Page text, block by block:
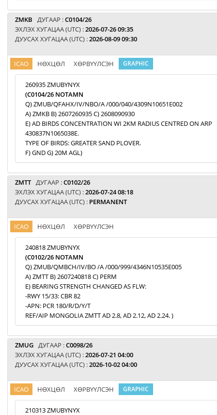
ZMKB ДУГААР :C0104/26
ЭХЛЭХ ХУГАЦАА (UTC) :2026-07-26 09:35
ДУУСАХ ХУГАЦАА (UTC) :2026-08-09 09:30
ICAO НӨХЦӨЛ ХӨРВҮҮЛСЭН GRAPHIC
260935 ZMUBYNYX
(C0104/26 NOTAMN
Q) ZMUB/QFAHX/IV/NBO/A /000/040/4309N10651E002
A) ZMKB B) 2607260935 C) 2608090930
E) AD BIRDS CONCENTRATION WI 2KM RADIUS CENTRED ON ARP
430837N1065038E.
TYPE OF BIRDS: GREATER SAND PLOVER.
F) GND G) 20M AGL)
ZMTT ДУГААР :C0102/26
ЭХЛЭХ ХУГАЦАА (UTC) :2026-07-24 08:18
ДУУСАХ ХУГАЦАА (UTC) : PERMANENT
ICAO НӨХЦӨЛ ХӨРВҮҮЛСЭН
240818 ZMUBYNYX
(C0102/26 NOTAMN
Q) ZMUB/QMBCH/IV/BO /A /000/999/4346N10535E005
A) ZMTT B) 2607240818 C) PERM
E) BEARING STRENGTH CHANGED AS FLW:
-RWY 15/33: CBR 82
-APN: PCR 180/R/D/Y/T
REF/AIP MONGOLIA ZMTT AD 2.8, AD 2.12, AD 2.24. )
ZMUG ДУГААР :C0098/26
ЭХЛЭХ ХУГАЦАА (UTC) :2026-07-21 04:00
ДУУСАХ ХУГАЦАА (UTC) :2026-10-02 04:00
ICAO НӨХЦӨЛ ХӨРВҮҮЛСЭН GRAPHIC
210313 ZMUBYNYX